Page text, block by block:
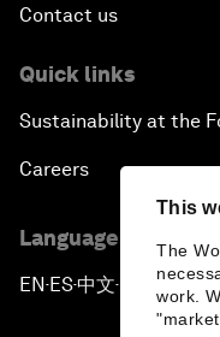
This
The
work.
Contact us
Quick links
Sustainability at the
Careers
Language editions
EN ▪ES▪中文▪ 日本語